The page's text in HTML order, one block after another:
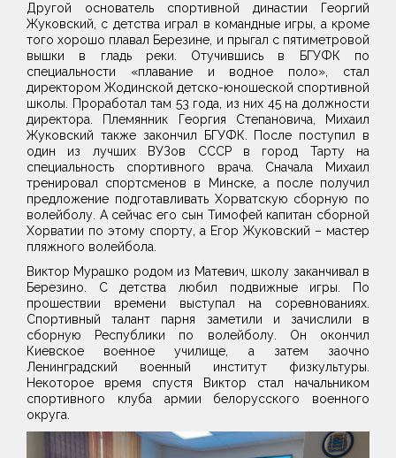
Другой основатель спортивной династии Георгий
Жуковский, с детства играл в командные игры, а кроме
того хорошо плавал Березине, и прыгал с пятиметровой
вышки в гладь реки. Отучившись в БГУФК по
специальности «плавание и водное поло», стал
директором Жодинской детско-юношеской спортивной
школы. Проработал там 53 года, из них 45 на должности
директора. Племянник Георгия Степановича, Михаил
Жуковский также закончил БГУФК. После поступил в
один из лучших ВУЗов СССР в город Тарту на
специальность спортивного врача. Сначала Михаил
тренировал спортсменов в Минске, а после получил
предложение подготавливать Хорватскую сборную по
волейболу. А сейчас его сын Тимофей капитан сборной
Хорватии по этому спорту, а Егор Жуковский – мастер
пляжного волейбола.
Виктор Мурашко родом из Матевич, школу заканчивал в
Березино. С детства любил подвижные игры. По
прошествии времени выступал на соревнованиях.
Спортивный талант парня заметили и зачислили в
сборную Республики по волейболу. Он окончил
Киевское военное училище, а затем заочно
Ленинградский военный институт физкультуры.
Некоторое время спустя Виктор стал начальником
спортивного клуба армии белорусского военного
округа.